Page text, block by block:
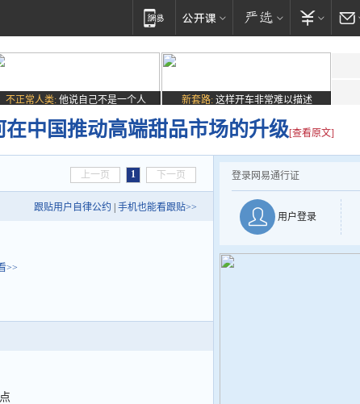
不正常人类: 他说自己不是一个人 新套路: 这样开车非常难以描述
中国推动高端甜品市场的升级[查看原文]
上一页 1 下一页
跟贴用户自律公约 手机也能看跟贴>>
>>
登录网易通行证
用户登录